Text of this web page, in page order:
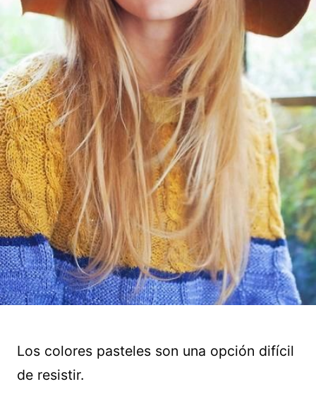
Los colores pasteles son una opción difícil
de resistir.